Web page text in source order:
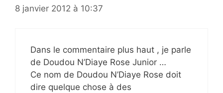
8 janvier 2012 à 10:37
Dans le commentaire plus haut , je parle
de Doudou N’Diaye Rose Junior …
Ce nom de Doudou N’Diaye Rose doit
dire quelque chose à des